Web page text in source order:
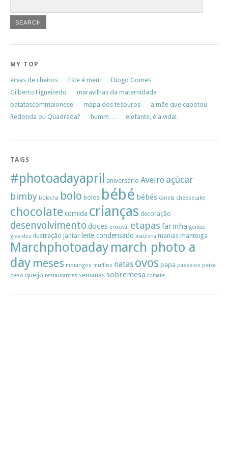
MY TOP
ervas de cheiros Este é meu!
Diogo Gomes
Gilberto Figueiredo
maravilhas da maternidade
batatascommaionese
mapa dos tesouros
a mãe que capotou
Redonda ou Quadrada?
humm… elefante, é a vida!
TAGS
#photoadayapril aniversário Aveiro açúcar
bimby bolacha bolo bolos bébé bébés canela cheesecake
chocolatecomida crianças decoração
desenvolvimento doces enxoval etapas farinha gemas
gravidez ilustração jantar leite condensado maizena manias manteiga
Marchphotoaday march photo a
day meses morangos muffins natas ovos papa passeios peixe
peso queijo restaurantes semanas sobremesa tomate